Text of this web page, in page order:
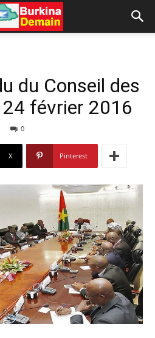
du Conseil des
février 2016
0
X Pinterest